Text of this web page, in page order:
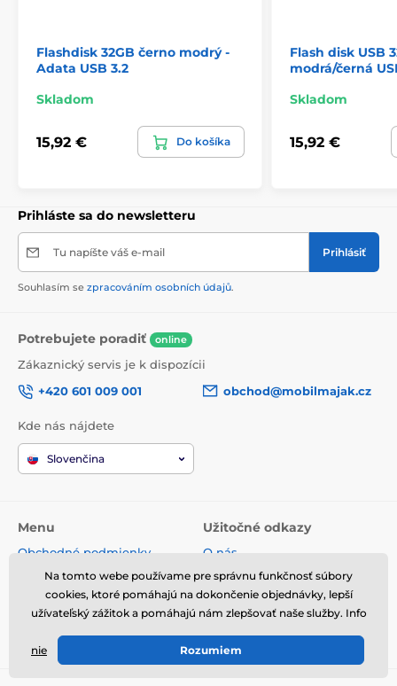
Flashdisk 32GB černo modrý -
Adata USB 3.2
Skladom
15,92 € Do košíka
Flash disk USB
modrá/černá
Skladom
15,92 €
Prihláste sa do newsletteru
Tu napíšte váš e-mail Prihlásiť
Souhlasím se zpracováním osobních údajů.
Potrebujete poradiť online
Zákaznický servis je k dispozícii
+420 601 009 001
obchod@mobilmajak.cz
Kde nás nájdete
Slovenčina
Menu
Obchodné podmienky
Reklamácie
Spracovanie osobných údajov
Doprava a platba
Odstúpenie od zmluvy
Užitočné odkazy
O nás
Servis
Voľné miesta
Kontakt
Na tomto webe používame pre správnu funkčnosť súbory
cookies, ktoré pomáhajú na dokončenie objednávky, lepší
užívateľský zážitok a pomáhajú nám zlepšovať naše služby. Info
nie Rozumiem